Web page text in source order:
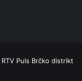
Puls Brčko distrikt